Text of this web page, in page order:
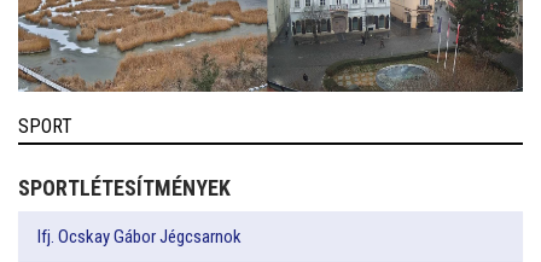
SPORT
SPORTLÉTESÍTMÉNYEK
Ifj. Ocskay Gábor Jégcsarnok